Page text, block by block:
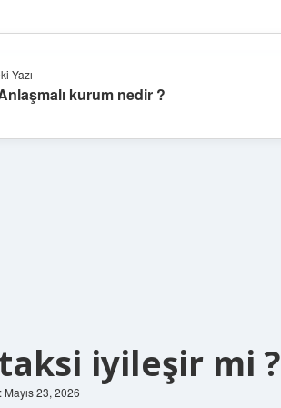
iyileşir mi ?
Mayıs 23, 2026
Yazı
kurum nedir ?